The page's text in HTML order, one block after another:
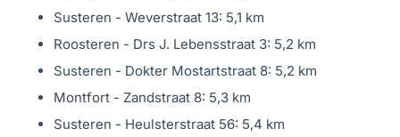
logeerkamer. Daarnaast is er nog een slaapkamer van
532 x 258 cm.
Op deze verdieping vind je ook een kast met de
opstelplaats van de HR-combiketel (2013, eigendom) en
extra aansluitpunten voor witgoed. Kortom: een
Susteren - Weverstraat 13: 5,1 km
Roosteren - Drs J. Lebensstraat 3: 5,2 km
Susteren - Dokter Mostartstraat 8: 5,2 km
Montfort - Zandstraat 8: 5,3 km
Susteren - Heulsterstraat 56: 5,4 km